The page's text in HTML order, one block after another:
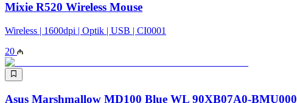
Mixie R520 Wireless Mouse
Wireless | 1600dpi | Optik | USB | CI0001
20
Asus Marshmallow MD100 Blue WL 90XB07A0-BMU000